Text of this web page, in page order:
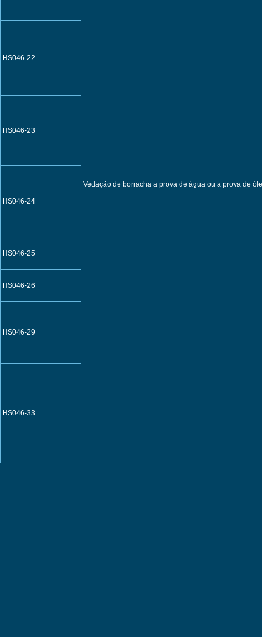
Vedação de borracha a prova de água ou a prova de
HS046-22
HS046-23
HS046-24
HS046-25
HS046-26
HS046-29
HS046-33